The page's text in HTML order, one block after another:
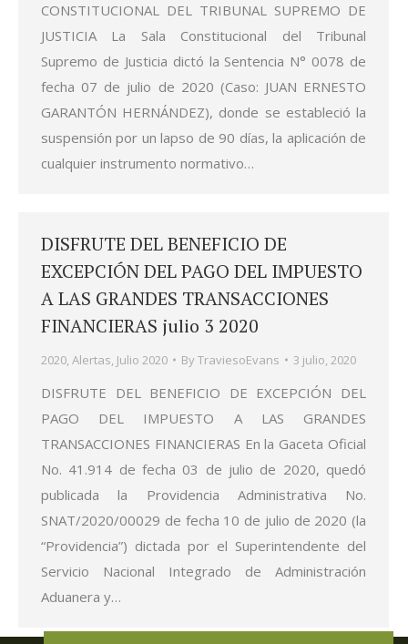
CONSTITUCIONAL DEL TRIBUNAL SUPREMO DE
JUSTICIA La Sala Constitucional del Tribunal
Supremo de Justicia dictó la Sentencia N° 0078 de
fecha 07 de julio de 2020 (Caso: JUAN ERNESTO
GARANTÓN HERNÁNDEZ), donde se estableció la
suspensión por un lapso de 90 días, la aplicación de
cualquier instrumento normativo…
DISFRUTE DEL BENEFICIO DE
EXCEPCIÓN DEL PAGO DEL IMPUESTO
A LAS GRANDES TRANSACCIONES
FINANCIERAS julio 3 2020
2020, Alertas, Julio 2020 ByTraviesoEvans 3 julio, 2020
DISFRUTE DEL BENEFICIO DE EXCEPCIÓN DEL
PAGO DEL IMPUESTO A LAS GRANDES
TRANSACCIONES FINANCIERAS En la Gaceta Oficial
No. 41.914 de fecha 03 de julio de 2020, quedó
publicada la Providencia Administrativa No.
SNAT/2020/00029 de fecha 10 de julio de 2020 (la
“Providencia”) dictada por el Superintendente del
Servicio Nacional Integrado de Administración
Aduanera y…